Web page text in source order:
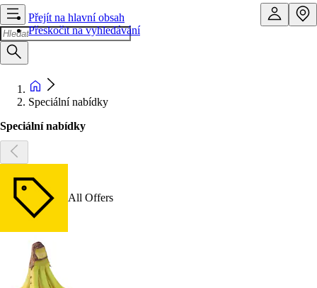
Přejít na hlavní obsah
Přeskočit na vyhledávání
Speciální nabídky
Speciální nabídky
All Offers